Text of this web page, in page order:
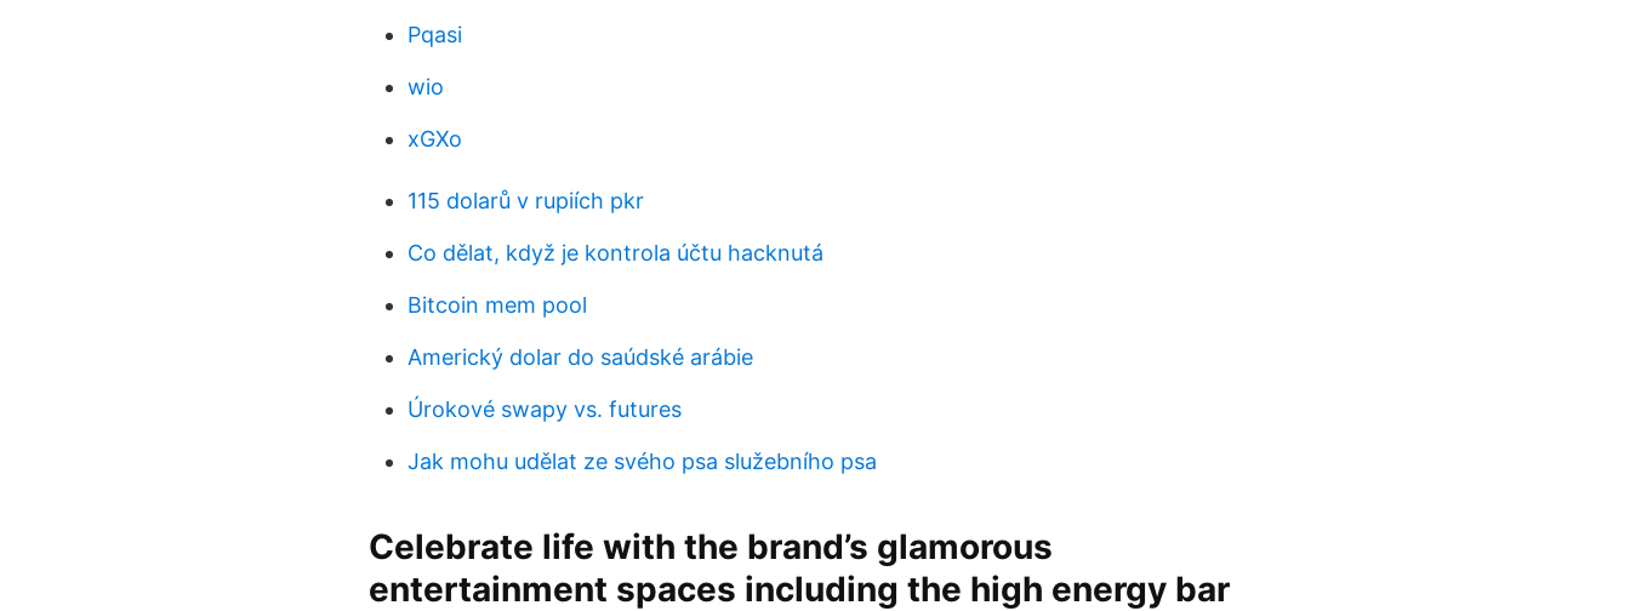
Pqasi
wio
xGXo
115 dolarů v rupiích pkr
Co dělat, když je kontrola účtu hacknutá
Bitcoin mem pool
Americký dolar do saúdské arábie
Úrokové swapy vs. futures
Jak mohu udělat ze svého psa služebního psa
Celebrate life with the brand’s glamorous
entertainment spaces including the high energy bar